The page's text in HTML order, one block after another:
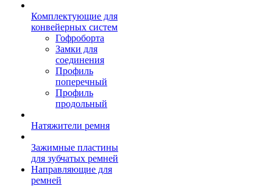
Комплектующие для
конвейерных систем
Гофроборта
Замки для
соединения
Профиль
поперечный
Профиль
продольный
Натяжители ремня
Зажимные пластины
для зубчатых ремней
Направляющие для
ремней